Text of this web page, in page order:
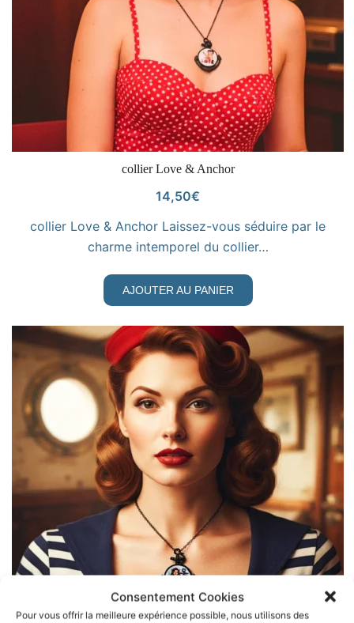
Consentement Cookies
Pour vous offrir la meilleure expérience possible, nous utilisons des
VOIR LE PRODUIT
collier Love & Anchor
14,50€
collier Love & Anchor Laissez-vous séduire par le
charme intemporel du collier…
AJOUTER AU PANIER